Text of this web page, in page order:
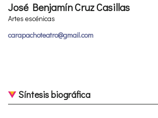
José Benjamín Cruz Casillas
Artes escénicas
carapachoteatro@gmail.com
Síntesis biográfica